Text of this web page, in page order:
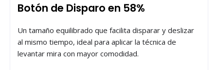
Botón de Disparo en 58%
Un tamaño equilibrado que facilita disparar y deslizar
al mismo tiempo, ideal para aplicar la técnica de
levantar mira con mayor comodidad.